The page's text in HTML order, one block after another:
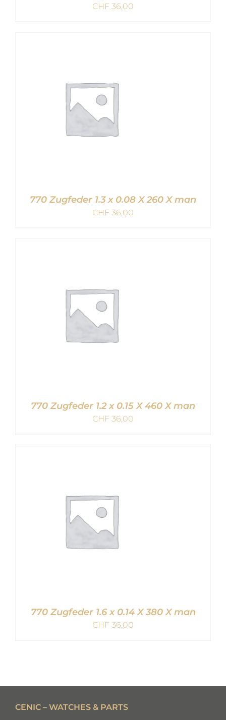
CHF 36,00
770 Zugfeder 1.3 x 0.08 X 260 X man
CHF 36,00
770 Zugfeder 1.2 x 0.15 X 460 X man
CHF 36,00
770 Zugfeder 1.6 x 0.14 X 380 X man
CHF 36,00
CENIC – WATCHES & PARTS